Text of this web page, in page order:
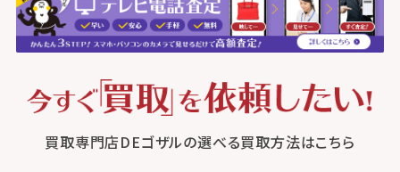
買取専門店DEゴザルの選べる買取方法はこちら